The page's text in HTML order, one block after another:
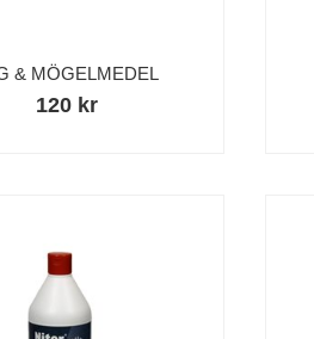
& MÖGELMEDEL
120 kr